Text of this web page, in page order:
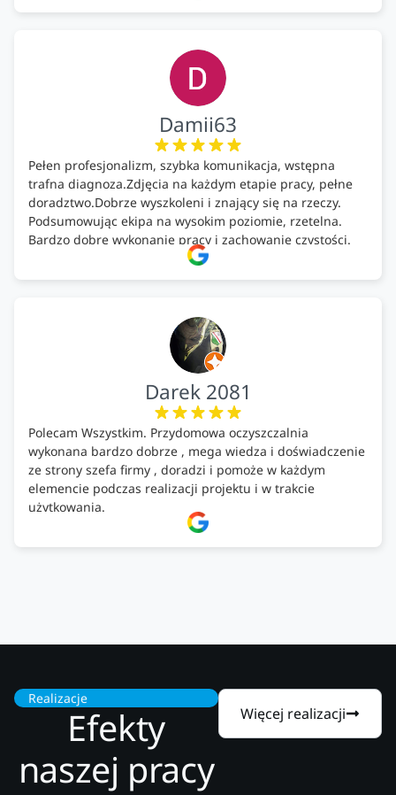
Damii63
Pełen profesjonalizm, szybka komunikacja, wstępna
trafna diagnoza.Zdjęcia na każdym etapie pracy, pełne
doradztwo.Dobrze wyszkoleni i znający się na rzeczy.
Podsumowując ekipa na wysokim poziomie, rzetelna.
Bardzo dobre wykonanie pracy i zachowanie czystości.
Darek 2081
Polecam Wszystkim. Przydomowa oczyszczalnia
wykonana bardzo dobrze , mega wiedza i doświadczenie
ze strony szefa firmy , doradzi i pomoże w każdym
elemencie podczas realizacji projektu i w trakcie
użytkowania.
Firma godna zaufania. Tak trzymać!
Realizacje
Efekty
naszej pracy
Więcej realizacji